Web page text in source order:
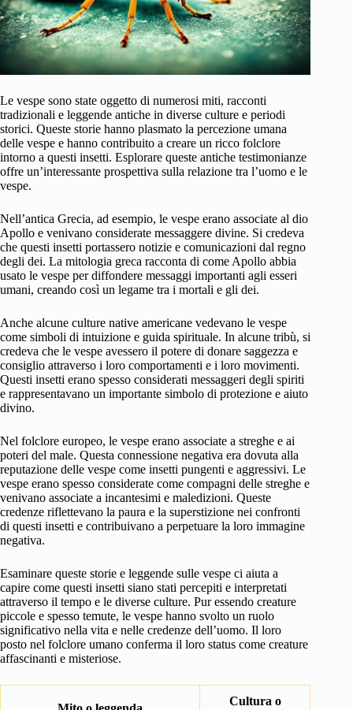
Le vespe sono state oggetto di numerosi miti, racconti
tradizionali e leggende antiche in diverse culture e periodi
storici. Queste storie hanno plasmato la percezione umana
delle vespe e hanno contribuito a creare un ricco folclore
intorno a questi insetti. Esplorare queste antiche testimonianze
offre un’interessante prospettiva sulla relazione tra l’uomo e le
vespe.
Nell’antica Grecia, ad esempio, le vespe erano associate al dio
Apollo e venivano considerate messaggere divine. Si credeva
che questi insetti portassero notizie e comunicazioni dal regno
degli dei. La mitologia greca racconta di come Apollo abbia
usato le vespe per diffondere messaggi importanti agli esseri
umani, creando così un legame tra i mortali e gli dei.
Anche alcune culture native americane vedevano le vespe
come simboli di intuizione e guida spirituale. In alcune tribù, si
credeva che le vespe avessero il potere di donare saggezza e
consiglio attraverso i loro comportamenti e i loro movimenti.
Questi insetti erano spesso considerati messaggeri degli spiriti
e rappresentavano un importante simbolo di protezione e aiuto
divino.
Nel folclore europeo, le vespe erano associate a streghe e ai
poteri del male. Questa connessione negativa era dovuta alla
reputazione delle vespe come insetti pungenti e aggressivi. Le
vespe erano spesso considerate come compagni delle streghe e
venivano associate a incantesimi e maledizioni. Queste
credenze riflettevano la paura e la superstizione nei confronti
di questi insetti e contribuivano a perpetuare la loro immagine
negativa.
Esaminare queste storie e leggende sulle vespe ci aiuta a
capire come questi insetti siano stati percepiti e interpretati
attraverso il tempo e le diverse culture. Pur essendo creature
piccole e spesso temute, le vespe hanno svolto un ruolo
significativo nella vita e nelle credenze dell’uomo. Il loro
posto nel folclore umano conferma il loro status come creature
affascinanti e misteriose.
Cultura o